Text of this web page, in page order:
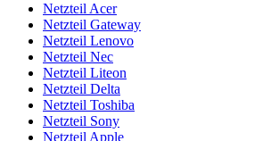
Netzteil Acer
Netzteil Gateway
Netzteil Lenovo
Netzteil Nec
Netzteil Liteon
Netzteil Delta
Netzteil Toshiba
Netzteil Sony
Netzteil Apple